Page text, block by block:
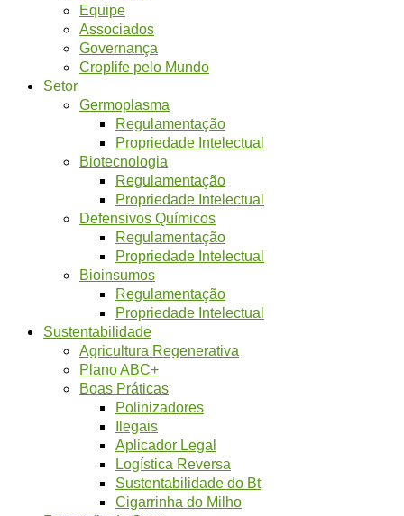
Equipe
Associados
Governança
Croplife pelo Mundo
Setor
Germoplasma
Regulamentação
Propriedade Intelectual
Biotecnologia
Regulamentação
Propriedade Intelectual
Defensivos Químicos
Regulamentação
Propriedade Intelectual
Bioinsumos
Regulamentação
Propriedade Intelectual
Sustentabilidade
Agricultura Regenerativa
Plano ABC+
Boas Práticas
Polinizadores
Ilegais
Aplicador Legal
Logística Reversa
Sustentabilidade do Bt
Cigarrinha do Milho